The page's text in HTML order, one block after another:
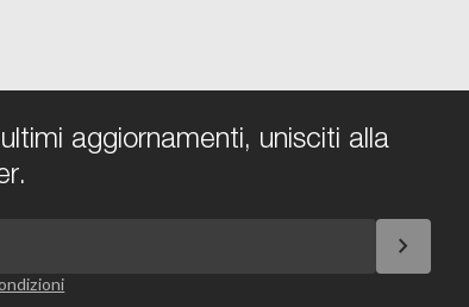
aggiornamenti, unisciti alla
chevron_right